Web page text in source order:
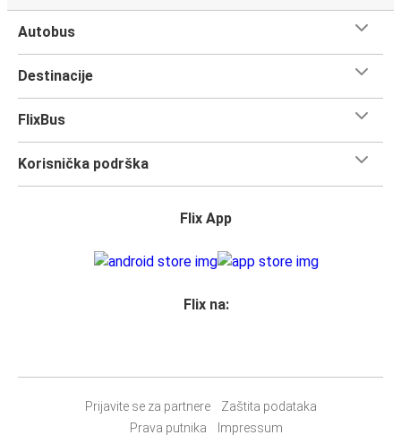
Autobus
Destinacije
FlixBus
Korisnička podrška
Flix App
Flix na:
Prijavite se za partnere
Zaštita podataka
Prava putnika
Impressum